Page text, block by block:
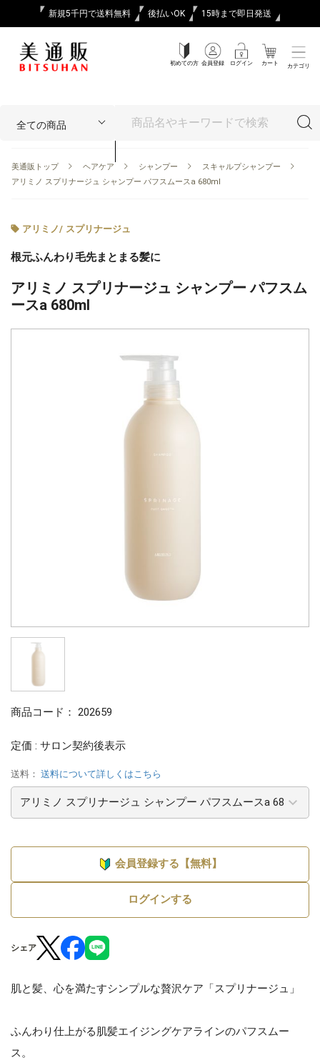
新規5千円で送料無料 後払いOK 15時まで即日発送
初めての方 会員登録 ログイン カート カテゴリ
美通販トップ ヘアケア シャンプー
スキャルプシャンプー
アリミノ スプリナージュ シャンプー パフスムースa 680ml
アリミノ/ スプリナージュ
根元ふんわり毛先まとまる髪に
アリミノ スプリナージュ シャンプー パフスム
ースa 680ml
商品コード： 202659
定価 : サロン契約後表示
送料： 送料について詳しくはこちら
会員登録する【無料】
ログインする
シェア
肌と髪、心を満たすシンプルな贅沢ケア「スプリナージュ」
ふんわり仕上がる肌髪エイジングケアラインのパフスムー
ス。